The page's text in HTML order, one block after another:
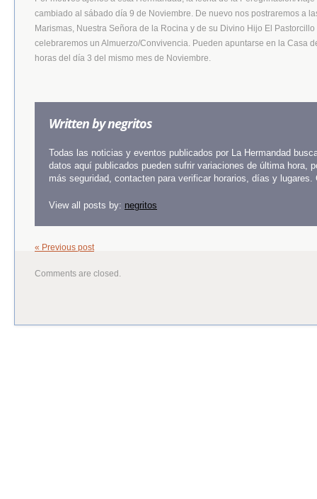
PRIVACIDAD APP
cambiado al sábado día 9 de Noviembre. De nuevo nos postraremos a
Marismas, Nuestra Señora de la Rocina y de su Divino Hijo El
celebraremos un Almuerzo/Convivencia. Pueden apuntarse en la Casa
horas del día 3 del mismo mes de Noviembre.
Written bynegritos
Todas las noticias y eventos publicados por La Hermandad
datos aquí publicados pueden sufrir variaciones de última hora,
más seguridad, contacten para verificar horarios, días y lugares.
View all posts by: negritos
« Previous post
Comments are closed.